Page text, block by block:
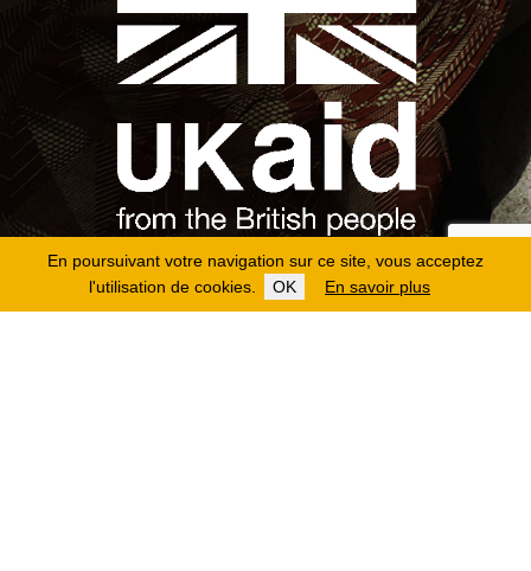
En poursuivant votre navigation sur ce site, vous acceptez
l'utilisation de cookies.
OK En savoir plus